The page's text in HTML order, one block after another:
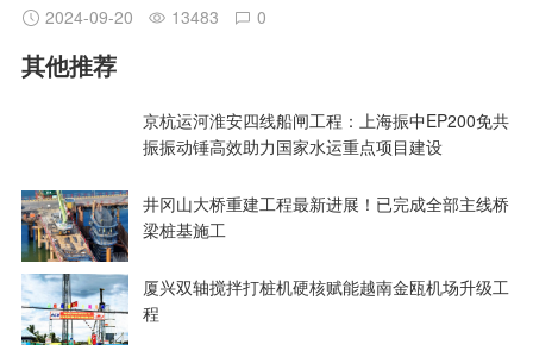
2024-09-20
13483 0
其他推荐
京杭运河淮安四线船闸工程：上海振中EP200免共
振振动锤高效助力国家水运重点项目建设
井冈山大桥重建工程最新进展！已完成全部主线桥
梁桩基施工
厦兴双轴搅拌打桩机硬核赋能越南金瓯机场升级工
程